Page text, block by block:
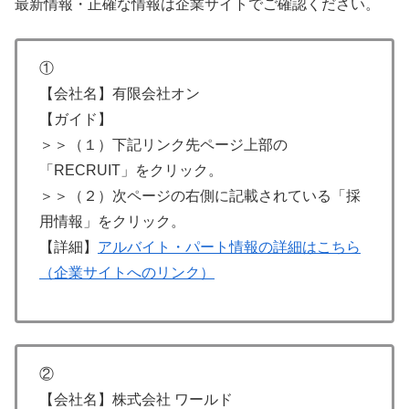
最新情報・正確な情報は企業サイトでご確認ください。
①
【会社名】有限会社オン
【ガイド】
＞＞（１）下記リンク先ページ上部の
「RECRUIT」をクリック。
＞＞（２）次ページの右側に記載されている「採
用情報」をクリック。
【詳細】 アルバイト・パート情報の詳細はこちら
（企業サイトへのリンク）
②
【会社名】株式会社 ワールド